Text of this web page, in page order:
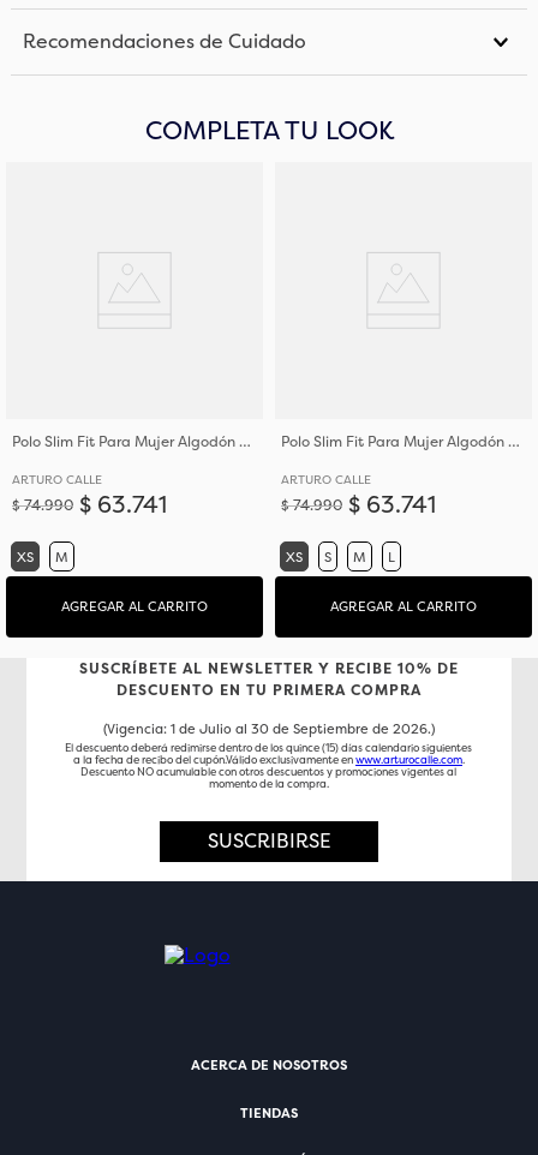
Recomendaciones de Cuidado
COMPLETA TU LOOK
Polo Slim Fit Para Mujer Algodón de Tejido de Punto
ARTURO CALLE
$74.990 $ 63.741
XS M
AGREGAR AL CARRITO
Polo Slim Fit Para Mujer Algodón de Tejido de Punto
ARTURO CALLE
$74.990 $ 63.741
XS S M L
AGREGAR AL CARRITO
SUSCRÍBETE AL NEWSLETTER Y RECIBE 10% DE
DESCUENTO EN TU PRIMERA COMPRA
(Vigencia: 1 de Julio al 30 de Septiembre de 2026.)
El descuento deberá redimirse dentro de los quince (15) días calendario siguientes
a la fecha de recibo del cupón.Válido exclusivamente enwww.arturocalle.com.
Descuento NO acumulable con otros descuentos y promociones vigentes al
momento de la compra.
SUSCRIBIRSE
ACERCA DE NOSOTROS
TIENDAS